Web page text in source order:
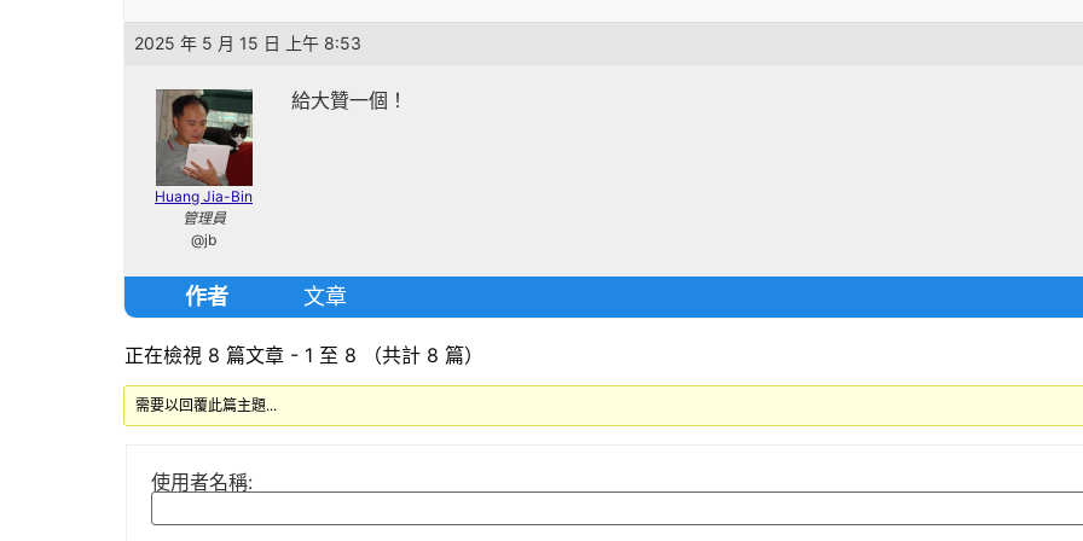
2025 年 5 月 15 日 上午 8:53
Huang Jia-Bin
管理員
@jb
給大贊一個！
作者 文章
正在檢視 8 篇文章 - 1 至 8 （共計 8 篇）
需要以回覆此篇主題...
使用者名稱: